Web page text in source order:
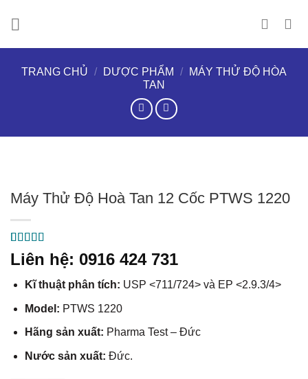
TRANG CHỦ
/ DƯỢC PHẨM /
MÁY THỬ ĐỘ HÒA
TAN
Máy Thử Độ Hoà Tan 12 Cốc PTWS 1220
5.00trên 5
dựa trên
1Liên hệ: 0916 424 731
Kĩ thuật phân tích: USP <711/724> và EP <2.9.3/4>
Model: PTWS 1220
Hãng sản xuất: Pharma Test – Đức
Nước sản xuất: Đức.